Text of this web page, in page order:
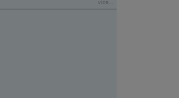
více...